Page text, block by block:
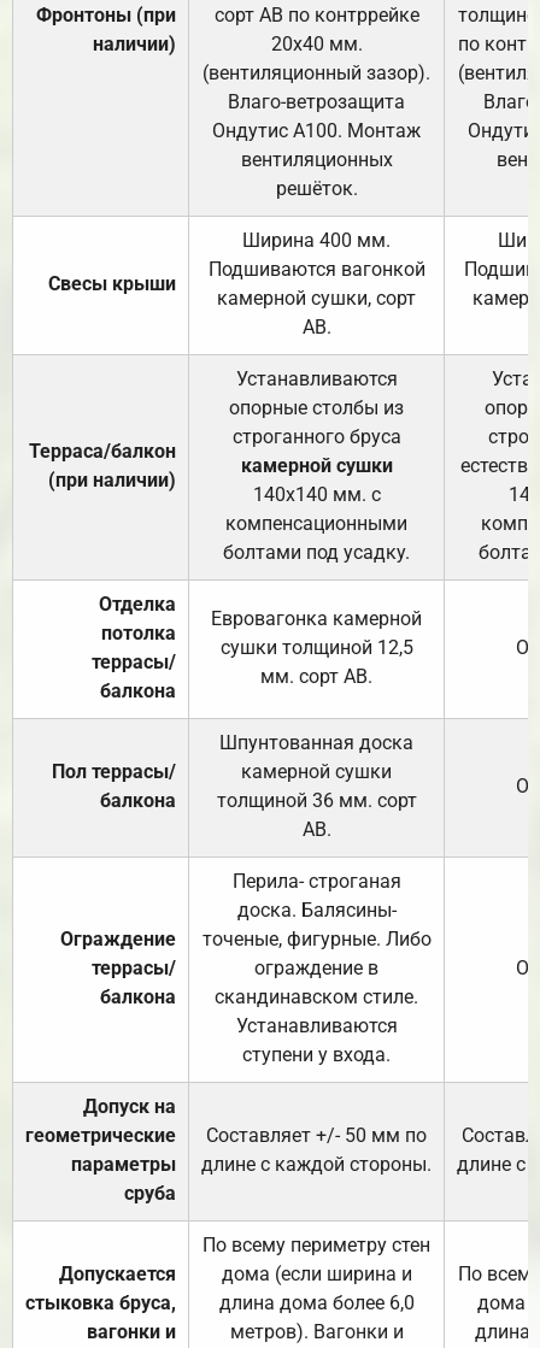
Фронтоны (при
наличии)
сорт АВ по контррейке
20х40 мм.
(вентиляционный зазор).
Влаго-ветрозащита
Ондутис А100. Монтаж
вентиляционных
решёток.
по
Свесы крыши
Ширина 400 мм.
Подшиваются вагонкой
камерной сушки, сорт
АВ.
Терраса/балкон
(при наличии)
Устанавливаются
опорные столбы из
строганного бруса
камерной сушки
140х140 мм. с
компенсационными
болтами под усадку.
Отделка
потолка
террасы/
балкона
Евровагонка камерной
сушки толщиной 12,5
мм. сорт АВ.
Пол террасы/
балкона
Шпунтованная доска
камерной сушки
толщиной 36 мм. сорт
АВ.
Ограждение
террасы/
балкона
Перила- строганая
доска. Балясины-
точеные, фигурные. Либо
ограждение в
скандинавском стиле.
Устанавливаются
ступени у входа.
Допуск на
геометрические
параметры
сруба
Составляет +/- 50 мм по
длине с каждой стороны.
длине с
Допускается
стыковка бруса,
вагонки и
По всему периметру стен
дома (если ширина и
длина дома более 6,0
метров). Вагонки и
По
дома
длина